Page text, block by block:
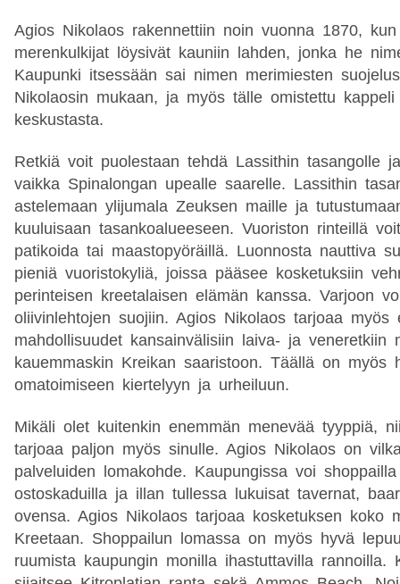
Agios Nikolaos rakennettiin noin vuonna 1870,
merenkulkijat löysivät kauniin lahden, jonka he
Kaupunki itsessään sai nimen merimiesten
Nikolaosin mukaan, ja myös tälle omistettu
keskustasta.
Retkiä voit puolestaan tehdä Lassithin tasangolle
vaikka Spinalongan upealle saarelle. Lassithin
astelemaan ylijumala Zeuksen maille ja
kuuluisaan tasankoalueeseen. Vuoriston rinteillä
patikoida tai maastopyöräillä. Luonnosta nauttiva
pieniä vuoristokyliä, joissa pääsee kosketuksiin
perinteisen kreetalaisen elämän kanssa. Varjoon
oliivinlehtojen suojiin. Agios Nikolaos tarjoaa myös
mahdollisuudet kansainvälisiin laiva- ja veneretkiin
kauemmaskin Kreikan saaristoon. Täällä on myös
omatoimiseen kiertelyyn ja urheiluun.
Mikäli olet kuitenkin enemmän menevää tyyppiä,
tarjoaa paljon myös sinulle. Agios Nikolaos on
palveluiden lomakohde. Kaupungissa voi
ostoskaduilla ja illan tullessa lukuisat tavernat,
ovensa. Agios Nikolaos tarjoaa kosketuksen koko
Kreetaan. Shoppailun lomassa on myös hyvä
ruumista kaupungin monilla ihastuttavilla rannoilla.